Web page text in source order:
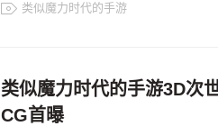
类似魔力时代的手游
类似魔力时代的手游3D次
CG首曝